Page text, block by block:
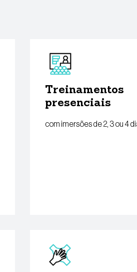
Treinamentos
presenciais
com imersões de 2, 3 ou 4